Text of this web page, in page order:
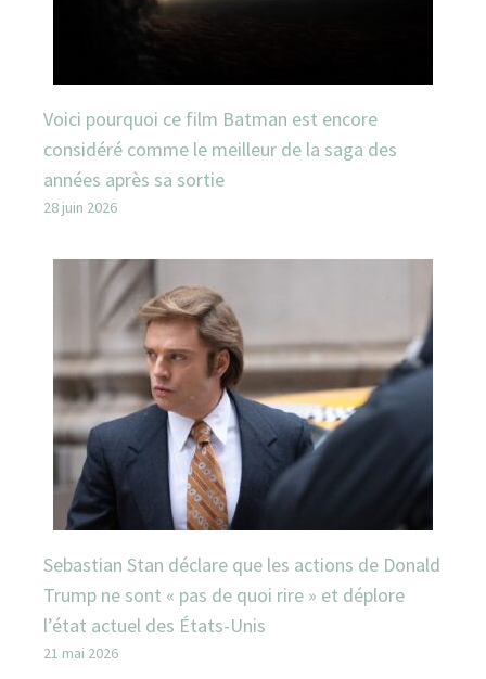
Voici pourquoi ce film Batman est encore
considéré comme le meilleur de la saga des
années après sa sortie
28 juin 2026
Sebastian Stan déclare que les actions de Donald
Trump ne sont « pas de quoi rire » et déplore
l’état actuel des États-Unis
21 mai 2026